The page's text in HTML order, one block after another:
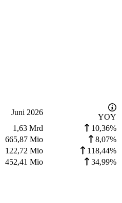
Juni 2026
YOY
1,63 Mrd
10,36%
665,87 Mio
8,07%
122,72 Mio
118,44%
452,41 Mio 34,99%